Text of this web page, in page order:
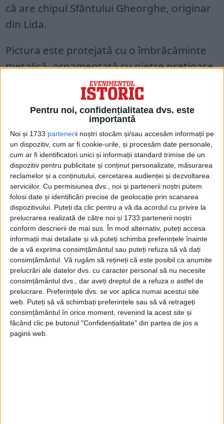
Pentru noi, confidențialitatea dvs. este
importantă
Noi și 1733 partenerii noștri stocăm și/sau accesăm informații pe
un dispozitiv, cum ar fi cookie-urile, și procesăm date personale,
cum ar fi identificatori unici și informații standard trimise de un
dispozitiv pentru publicitate și conținut personalizate, măsurarea
reclamelor și a conținutului, cercetarea audienței și dezvoltarea
serviciilor. Cu permisiunea dvs., noi și partenerii noștri putem
folosi date și identificări precise de geolocație prin scanarea
dispozitivului. Puteți da clic pentru a vă da acordul cu privire la
prelucrarea realizată de către noi și 1733 partenerii noștri
conform descrierii de mai sus. În mod alternativ, puteți accesa
informații mai detaliate și vă puteți schimba preferințele înainte
de a vă exprima consimțământul sau puteți refuza să vă dați
consimțământul. Vă rugăm să rețineți că este posibil ca anumite
prelucrări ale datelor dvs. cu caracter personal să nu necesite
consimțământul dvs., dar aveți dreptul de a refuza o astfel de
prelucrare. Preferințele dvs. se vor aplica numai acestui site
web. Puteți să vă schimbați preferințele sau să vă retrageți
consimțământul în orice moment, revenind la acest site și
făcând clic pe butonul "Confidențialitate" din partea de jos a
paginii web.
că are chipul Sfântului Gheorghe, originar
din Lida.
Pictura este protejată cu o îmbrăcăminte
metalică, ornamentată cu pietre preţioase
între anii 1844-1845, în timpul stareţului
Icoana Maicii Domnului de la Neamţ este o
icoană procesională, dar şi o icoană
protectoare, care a întreţinut evlavia
credincioşilor şi a monahilor.
Potrivit basilica.ro, tradiţia şi unele
însemnări vechi atestă că icoana de la
Mănăstirea Neamţ este o copie a icoanei
despre care se spune că a fost pictată prin
minune pe un stâlp al bisericii din Lida,
oraş aum în Israel, reprezentând chipul
Maicii Domnului.